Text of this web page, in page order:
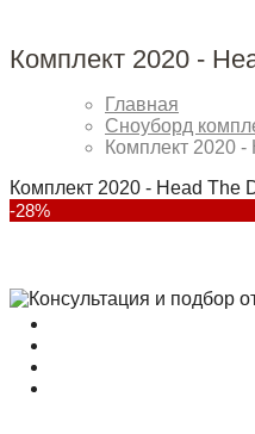
Комплект 2020 -
Главная
Сноуборд
Комплект 2020
Комплект 2020 - Head The
-28%